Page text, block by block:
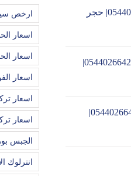
تركيب حجر صناعي في دبي |0544026642| حجر
تركيب حجر صناعي في ام القيوين |0544026642|
تركيب حجر صناعي في الشارقة |0544026642|
ارخص
اسعار
اسعار
اسعار
اسعار
اسعار
الجبس
انترلوك